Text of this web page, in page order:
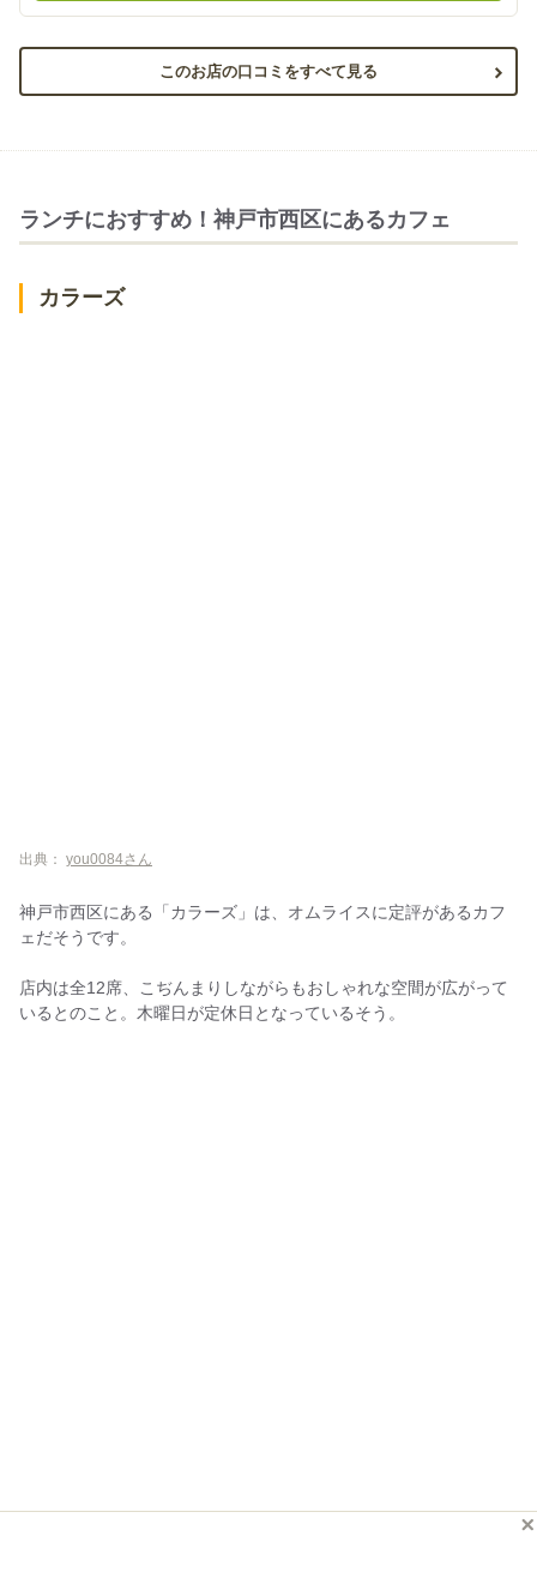
このお店の口コミをすべて見る
ランチにおすすめ！神戸市西区にあるカフェ
カラーズ
出典： you0084さん
神戸市西区にある「カラーズ」は、オムライスに定評があるカフ
ェだそうです。
店内は全12席、こぢんまりしながらもおしゃれな空間が広がって
いるとのこと。木曜日が定休日となっているそう。